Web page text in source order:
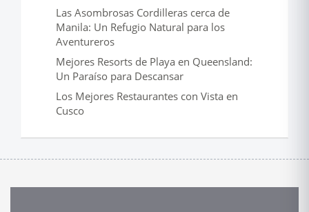
Las Asombrosas Cordilleras cerca de
Manila: Un Refugio Natural para los
Aventureros
Mejores Resorts de Playa en Queensland:
Un Paraíso para Descansar
Los Mejores Restaurantes con Vista en
Cusco